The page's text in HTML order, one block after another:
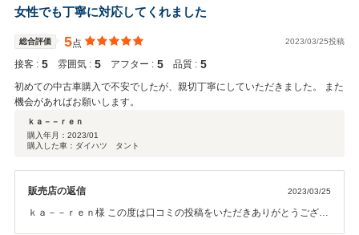
いお付き合いをどうぞよろしくお願い申し上げます。
女性でも丁寧に対応してくれました
総合評価 5点 2023/03/25投稿
接客 : 5 雰囲気 : 5 アフター : 5 品質 : 5
初めての中古車購入で不安でしたが、親切丁寧にしていただきました。 また
機会があればお願いします。
ｋａ－－ｒｅｎ
購入年月： 2023/01
購入した車：ダイハツ タント
販売店の返信 2023/03/25
ｋａ－－ｒｅｎ様 この度は口コミの投稿をいただきありがとうござい